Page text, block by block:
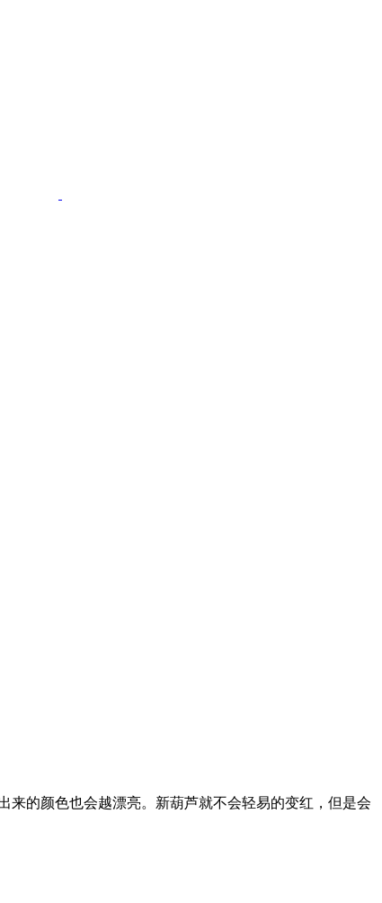
来的颜色也会越漂亮。新葫芦就不会轻易的变红，但是会